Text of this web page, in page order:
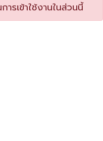
รเข้าใช้งานในส่วนนี้